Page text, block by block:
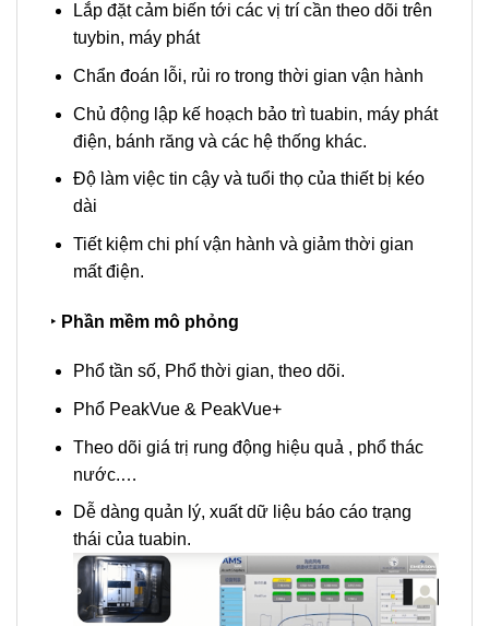
Lắp đặt cảm biến tới các vị trí cần theo dõi trên
tuybin, máy phát
Chẩn đoán lỗi, rủi ro trong thời gian vận hành
Chủ động lập kế hoạch bảo trì tuabin, máy phát
điện, bánh răng và các hệ thống khác.
Độ làm việc tin cậy và tuổi thọ của thiết bị kéo
dài
Tiết kiệm chi phí vận hành và giảm thời gian
mất điện.
‣ Phần mềm mô phỏng
Phổ tần số, Phổ thời gian, theo dõi.
Phổ PeakVue & PeakVue+
Theo dõi giá trị rung động hiệu quả , phổ thác
nước.…
Dễ dàng quản lý, xuất dữ liệu báo cáo trạng
thái của tuabin.